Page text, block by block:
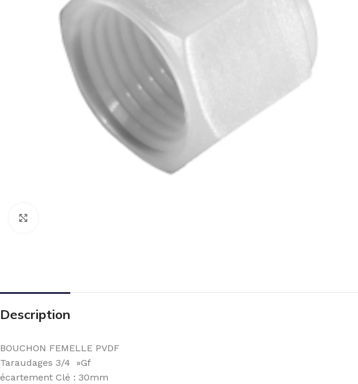
Description
BOUCHON FEMELLE PVDF
Taraudages 3/4 »Gf
écartement Clé : 30mm